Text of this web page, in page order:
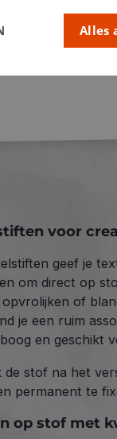
voor
geef je
om direct op
of
je een ruim
en geschikt
de stof na het
permanent te
op stof met
Alles